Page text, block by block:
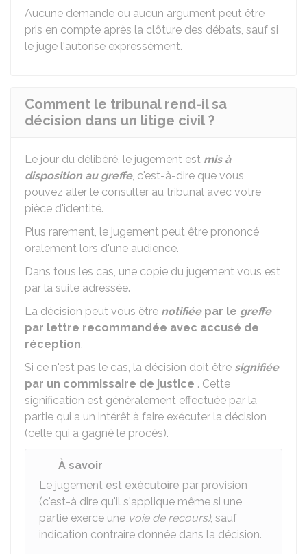
Aucune demande ou aucun argument peut être
pris en compte après la clôture des débats, sauf si
le juge l'autorise expressément.
Comment le tribunal rend-il sa
décision dans un litige civil ?
Le jour du délibéré, le jugement est mis à
disposition au greffe, c'est-à-dire que vous
pouvez aller le consulter au tribunal avec votre
pièce d'identité.
Plus rarement, le jugement peut être prononcé
oralement lors d'une audience.
Dans tous les cas, une copie du jugement vous est
par la suite adressée.
La décision peut vous être notifiéepar le greffe
par lettre recommandée avec accusé de
réception.
Si ce n'est pas le cas, la décision doit être signifiée
par un commissaire de justice . Cette
signification est généralement effectuée par la
partie qui a un intérêt à faire exécuter la décision
(celle qui a gagné le procès).
À savoir
Le jugement est exécutoire par provision
(c'est-à dire qu'il s'applique même si une
partie exerce une voie de recours), sauf
indication contraire donnée dans la décision.